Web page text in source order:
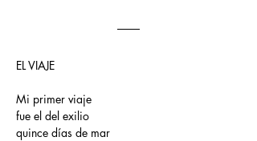
EL VIAJE
Mi primer viaje
fue el del exilio
quince días de mar